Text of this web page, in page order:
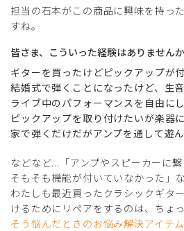
担当の石本がこの商品に興味を持っ
すね。
皆さま、こういった経験はありません
ギターを買ったけどピックアップが
結婚式で弾くことになったけど、生
ライブ中のパフォーマンスを自由に
ピックアップを取り付けたいが楽器
家で弾くだけだがアンプを通して遊
などなど...「アンプやスピーカーに繋
そもそも機能が付いていなかった」
わたしも最近買ったクラシックギタ
けるためにリペアをするのは、ちょ
そう悩んだときのお悩み解決アイテ